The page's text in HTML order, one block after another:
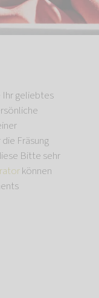
Ihr geliebtes
Fräsung
Bitte sehr
können